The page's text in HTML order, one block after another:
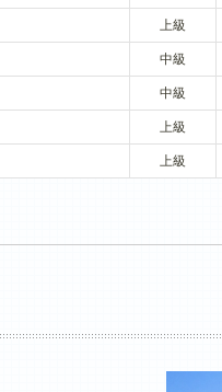
上級
中級
中級
上級
上級